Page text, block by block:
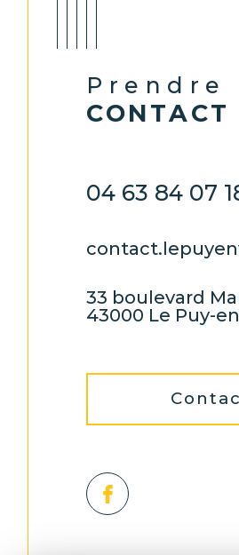
Prendre
CONTACT
04 63 84 07
33 boulevard
43000 Le Puy-